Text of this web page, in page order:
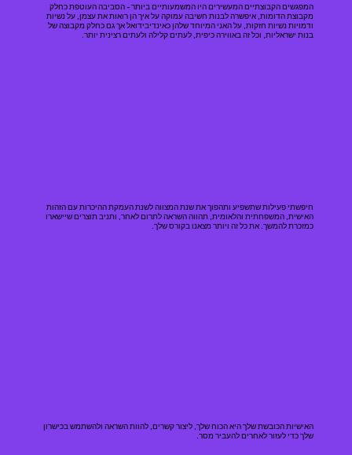
המפגשים הקבוצתיים המעשירים היו המשמעותיים ביותר - הסביבה העוטפת כחלק
מקבוצת הדומות, איפשרה לבנות חשיבה עמוקה על איך הן רואות את עצמן, על נשיות
ודמויות נשיות חזקות, על האני המיוחד שלהן כאינדיבידואל אך גם כחלק מקבוצה של
בנות ישראליות, וכל זה באווירה כיפית, לעתים קלילה ולעתים רצינית יותר.
חיפשתי פעילות שתשפיע ותהפוך את שנת המצווה לשנת העמקת ההיכרות עם הזהות
האישית, המשפחתית והלאומית, תהווה השראה לתרום לאחר, ותניב תוצרים שיישארו
כמזכרת להמשך. את כל זה ויותר מצאנו בקורס שלך.
האישיות הכובשת שלך היא הכוח שלך, ליצור קשרים, להוות השראה ולהשתמש בכישרון
שלך כדי לעזור לאחרים להעביר מסר.